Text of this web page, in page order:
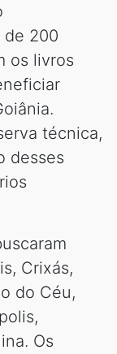
de 200
os livros
técnica,
desses
Crixás,
do Céu,
Os